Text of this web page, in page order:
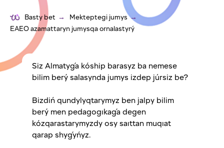
Basty bet → Mekteptegi jumys →
EAEO azamattaryn jumysqa ornalastyrý
Siz Almatyǵa kóship barasyz ba nemese
bilim berý salasynda jumys izdep júrsiz be?
Bizdiń qundylyqtarymyz ben jalpy bilim
berý men pedagogıkaǵa degen
kózqarastarymyzdy osy saıttan muqıat
qarap shyǵyńyz.